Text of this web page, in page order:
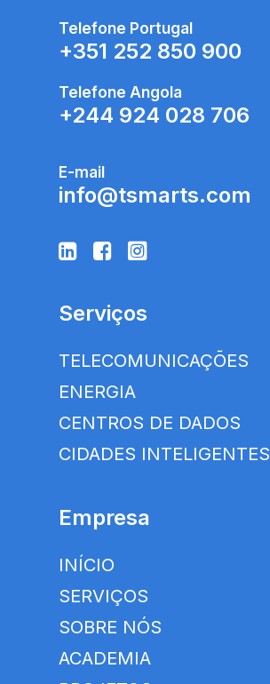
Telefone Portugal
+351 252 850 900
Telefone Angola
+244 924 028 706
E-mail
info@tsmarts.com
Serviços
TELECOMUNICAÇÕES
ENERGIA
CENTROS DE DADOS
CIDADES INTELIGENTES
Empresa
INÍCIO
SERVIÇOS
SOBRE NÓS
ACADEMIA